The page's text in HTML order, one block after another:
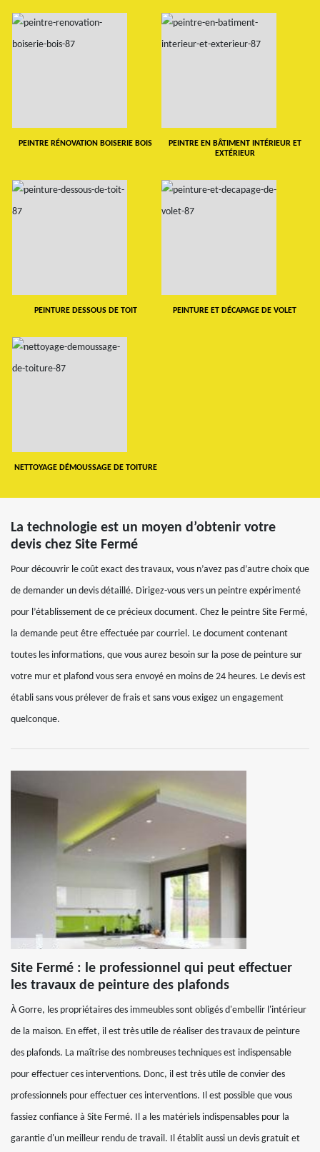
PEINTRE RÉNOVATION BOISERIE BOIS
PEINTRE EN BÂTIMENT INTÉRIEUR ET
EXTÉRIEUR
PEINTURE DESSOUS DE TOIT PEINTURE ET DÉCAPAGE DE VOLET
NETTOYAGE DÉMOUSSAGE DE TOITURE
La technologie est un moyen d’obtenir votre
devis chez Site Fermé
Pour découvrir le coût exact des travaux, vous n’avez pas d’autre choix que
de demander un devis détaillé. Dirigez-vous vers un peintre expérimenté
pour l’établissement de ce précieux document. Chez le peintre Site Fermé,
la demande peut être effectuée par courriel. Le document contenant
toutes les informations, que vous aurez besoin sur la pose de peinture sur
votre mur et plafond vous sera envoyé en moins de 24 heures. Le devis est
établi sans vous prélever de frais et sans vous exigez un engagement
quelconque.
Site Fermé : le professionnel qui peut effectuer
les travaux de peinture des plafonds
À Gorre, les propriétaires des immeubles sont obligés d'embellir l'intérieur
de la maison. En effet, il est très utile de réaliser des travaux de peinture
des plafonds. La maîtrise des nombreuses techniques est indispensable
pour effectuer ces interventions. Donc, il est très utile de convier des
professionnels pour effectuer ces interventions. Il est possible que vous
fassiez confiance à Site Fermé. Il a les matériels indispensables pour la
garantie d'un meilleur rendu de travail. Il établit aussi un devis gratuit et